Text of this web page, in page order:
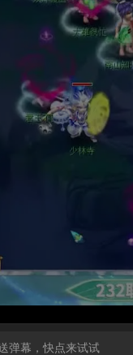
弹幕，快点来试试